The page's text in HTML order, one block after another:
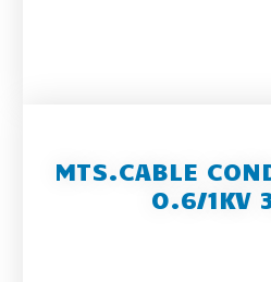
MTS.CABLE
0.6/1KV